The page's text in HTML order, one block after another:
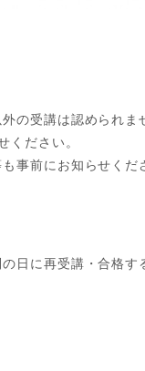
の受講は認められま
ください。
事前にお知らせくだ
日に再受講・合格す